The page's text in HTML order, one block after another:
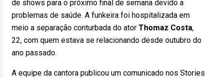
de shows para o próximo final de semana devido a
problemas de saúde. A funkeira foi hospitalizada em
meio a separação conturbada do ator Thomaz Costa,
22, com quem estava se relacionando desde outubro do
ano passado.
A equipe da cantora publicou um comunicado nos Stories